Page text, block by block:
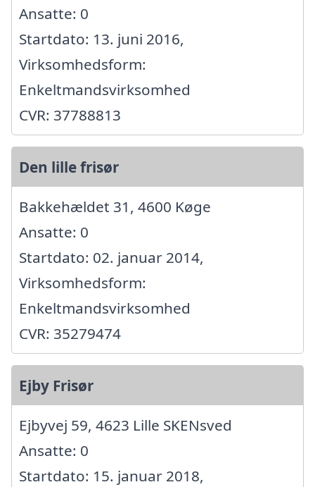
Ansatte: 0
Startdato: 13. juni 2016,
Virksomhedsform:
Enkeltmandsvirksomhed
CVR: 37788813
Den lille frisør
Bakkehældet 31, 4600 Køge
Ansatte: 0
Startdato: 02. januar 2014,
Virksomhedsform:
Enkeltmandsvirksomhed
CVR: 35279474
Ejby Frisør
Ejbyvej 59, 4623 Lille SKENsved
Ansatte: 0
Startdato: 15. januar 2018,